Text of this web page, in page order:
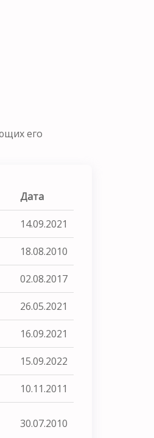
его
Дата
14.09.2021
18.08.2010
02.08.2017
26.05.2021
16.09.2021
15.09.2022
10.11.2011
30.07.2010